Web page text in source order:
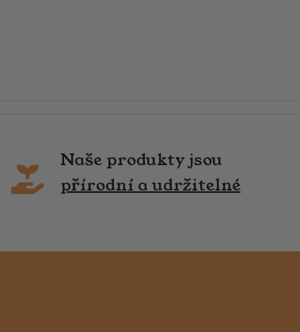
Naše produkty jsou
přírodní a udržitelné